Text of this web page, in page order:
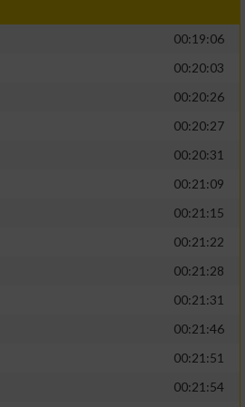
00:19:06
00:20:03
00:20:26
00:20:27
00:20:31
00:21:09
00:21:15
00:21:22
00:21:28
00:21:31
00:21:46
00:21:51
00:21:54